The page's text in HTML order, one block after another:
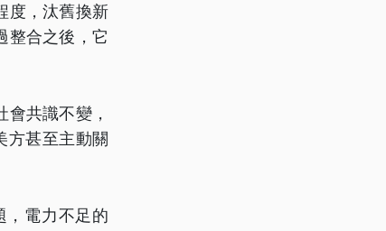
度，汰舊換新
整合之後，它
共識不變，
方甚至主動關
，電力不足的